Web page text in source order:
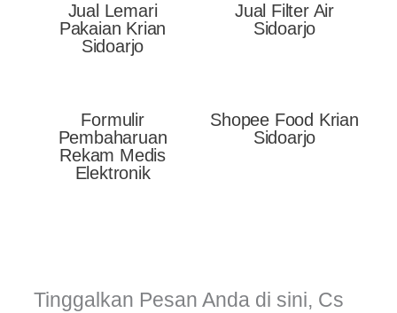
Jual Lemari
Pakaian Krian
Sidoarjo
Jual Filter Air
Sidoarjo
Formulir
Pembaharuan
Rekam Medis
Elektronik
Shopee Food Krian
Sidoarjo
Tinggalkan Pesan Anda di sini, Cs